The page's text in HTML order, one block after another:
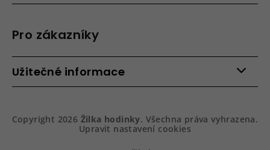
Pro zákazníky
Věrnostní program
Obchodní podmínky
Vrácení a reklamace
Roháčova 639, 390 02 Tábor
Užitečné informace
Dárkové balení hodinek
Copyright 2026 Žilka hodinky. Všechna práva vyhrazena.
Upravit nastavení cookies